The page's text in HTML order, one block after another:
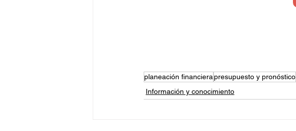
planeación financierapresupuesto y pronóstico
Información y conocimiento